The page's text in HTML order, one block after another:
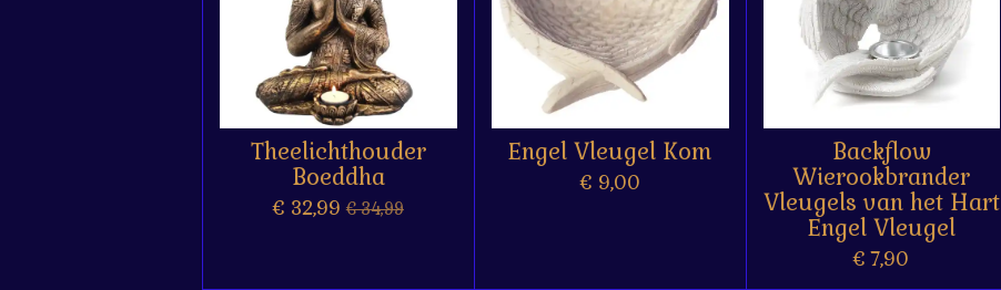
Theelichthouder
Boeddha
€ 32,99 € 34,99
Engel Vleugel Kom
€ 9,00
Backflow
Wierookbrander
Vleugels van het Hart
Engel Vleugel
€ 7,90